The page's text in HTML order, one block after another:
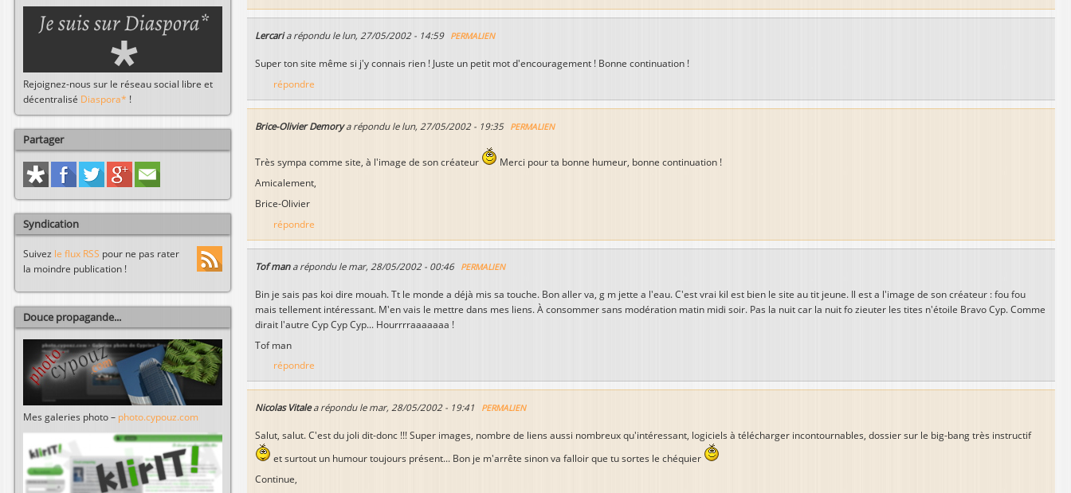
Lercaria répondu le lun, 27/05/2002 - 14:59 PERMALIEN
Super ton site même si j'y connais rien ! Juste un petit mot d'encouragement ! Bonne continuation !
répondre
Brice-Olivier Demorya répondu le lun, 27/05/2002 - 19:35 PERMALIEN
Très sympa comme site, à l'image de son créateur
Merci pour ta bonne humeur, bonne continuation !
Amicalement,
Brice-Olivier
répondre
Tof mana répondu le mar, 28/05/2002 - 00:46 PERMALIEN
Bin je sais pas koi dire mouah. Tt le monde a déjà mis sa touche. Bon aller va, g m jette a l'eau. C'est vrai kil est bien le site au tit jeune. Il est a l'image de son créateur : fou fou
mais tellement intéressant. M'en vais le mettre dans mes liens. À consommer sans modération matin midi soir. Pas la nuit car la nuit fo zieuter les tites n'étoile Bravo Cyp. Comme
dirait l'autre Cyp Cyp Cyp... Hourrrraaaaaaa !
Tof man
répondre
Nicolas Vitalea répondu le mar, 28/05/2002 - 19:41 PERMALIEN
Salut, salut. C'est du joli dit-donc !!! Super images, nombre de liens aussi nombreux qu'intéressant, logiciels à télécharger incontournables, dossier sur le big-bang très instructif
et surtout un humour toujours présent... Bon je m'arrête sinon va falloir que tu sortes le chéquier
Continue,
Rejoignez-nous sur le réseau social libre et
décentralisé Diaspora* !
Partager
Syndication
Suivez le flux RSS pour ne pas rater
la moindre publication !
Douce propagande...
Mes galeries photo – photo.cypouz.com